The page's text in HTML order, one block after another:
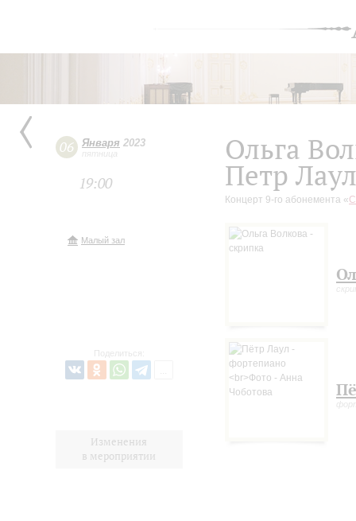
06 Января 2023
пятница
19:00
Малый зал
Поделиться:
Изменения
в мероприятии
Ольга
Петр
Концерт 9-го абонемента «